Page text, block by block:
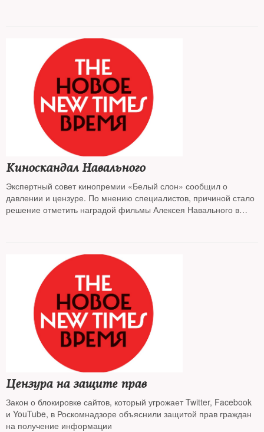
Киноскандал Навального
Экспертный совет кинопремии «Белый слон» сообщил о
давлении и цензуре. По мнению специалистов, причиной стало
решение отметить наградой фильмы Алексея Навального в
Цензура на защите прав
Закон о блокировке сайтов, который угрожает Twitter, Facebook
и YouTube, в Роскомнадзоре объяснили защитой прав граждан
на получение информации